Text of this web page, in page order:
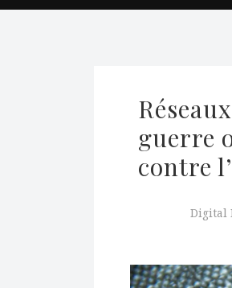
guerre
contre
Digital